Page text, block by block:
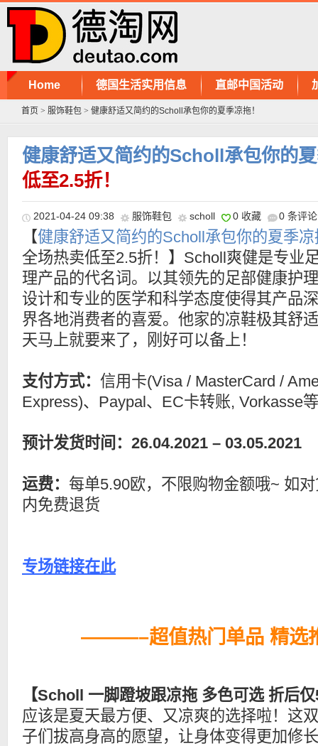
Home 德国生活实用信息 直邮中国活动
首页 > 服饰鞋包 > 健康舒适又简约的Scholl承包你的夏季凉拖！
健康舒适又简约的Scholl承包你的
低至2.5折！
2021-04-24 09:38 服饰鞋包 scholl 0 收藏 0 条评论
【健康舒适又简约的Scholl承包你的夏季
全场热卖低至2.5折！】Scholl爽健是专业
理产品的代名词。以其领先的足部健康护
设计和专业的医学和科学态度使得其产品
界各地消费者的喜爱。他家的凉鞋极其舒
天马上就要来了，刚好可以备上！
支付方式： 信用卡(Visa / MasterCard /
Express)、Paypal、EC卡转账, Vorkasse等
预计发货时间：26.04.2021 – 03.05.2021
运费： 每单5.90欧，不限购物金额哦~ 如
内免费退货
专场链接在此
———–超值热门单品 精
【Scholl 一脚蹬坡跟凉拖 多色可选 折后
应该是夏天最方便、又凉爽的选择啦！这
子们拔高身高的愿望，让身体变得更加修